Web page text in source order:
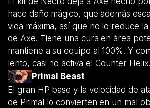
hace daño mágico, que además
vida máxima, así que no lo reduce
de Axe. Tiene una cura en área
mantiene a su equipo al 100%. Y
lento, casi no activa el Counter Helix.
Primal Beast
El gran HP base y la velocidad de
de Primal lo convierten en un mal